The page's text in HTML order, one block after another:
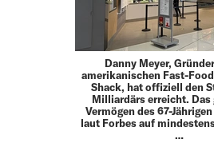
Danny Meyer,
amerikanischen Fast-
Shack, hat offiziell den
Milliardärs erreicht. Das
Vermögen des 67-
laut Forbes auf
…